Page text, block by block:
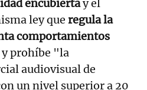
encubiertay el
ley que regula la
comportamientos
y prohíbe "la
audiovisual de
un nivel superior a 20